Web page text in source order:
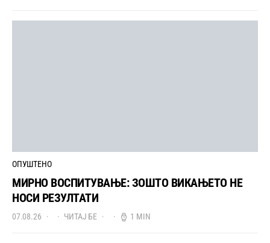
ОПУШТЕНО
МИРНО ВОСПИТУВАЊЕ: ЗОШТО ВИКАЊЕТО НЕ
НОСИ РЕЗУЛТАТИ
07.08.26 ЧИТАЈ БЕ 1 MIN